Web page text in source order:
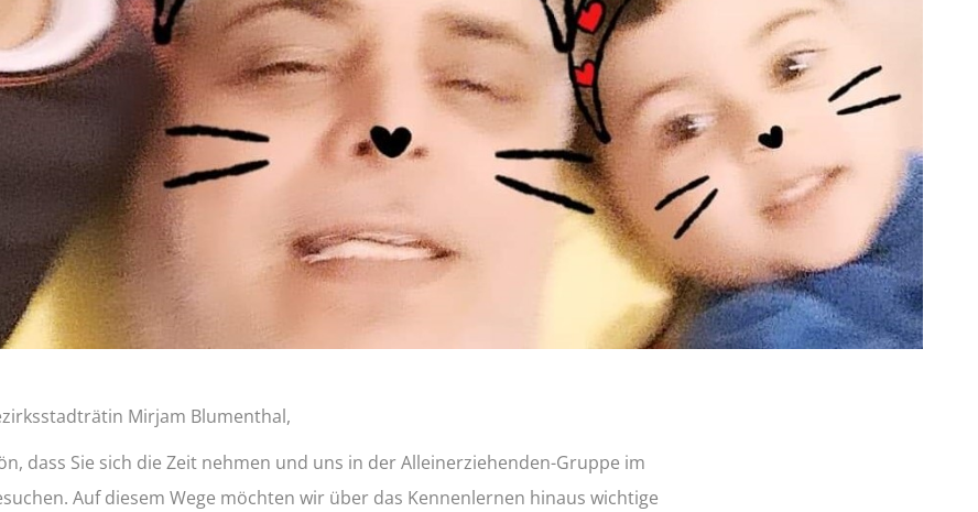
Mirjam Blumenthal,
dass Sie sich die Zeit nehmen und uns in der Alleinerziehenden-Gruppe im
Auf diesem Wege möchten wir über das Kennenlernen hinaus wichtige